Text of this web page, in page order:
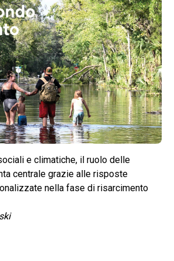
e climatiche, il ruolo delle
centrale grazie alle risposte
nella fase di risarcimento